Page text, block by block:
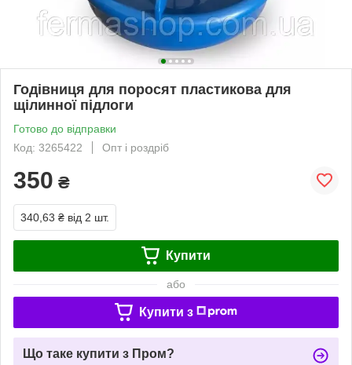
Годівниця для поросят пластикова для
щілинної підлоги
Готово до відправки
Код: 3265422
Опт і роздріб
350 ₴
340,63 ₴ від 2 шт.
Купити
або
Купити з
Що таке купити з Пром?